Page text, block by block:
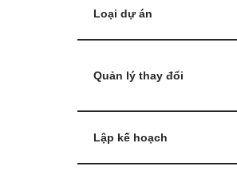
Loại dự án
Quản lý thay đổi
Lập kế hoạch